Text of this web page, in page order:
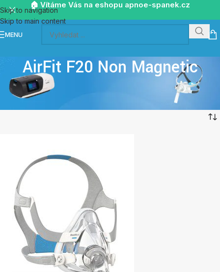
Skip to navigation
Skip to main content
🏠 Vítáme Vás na eshopu apnoe-spanek.cz
MENU
AirFit F20 Non Magnetic
Home/Masky celoobličejové
AirFit F20 Non Magnetic
Showing all 3 results